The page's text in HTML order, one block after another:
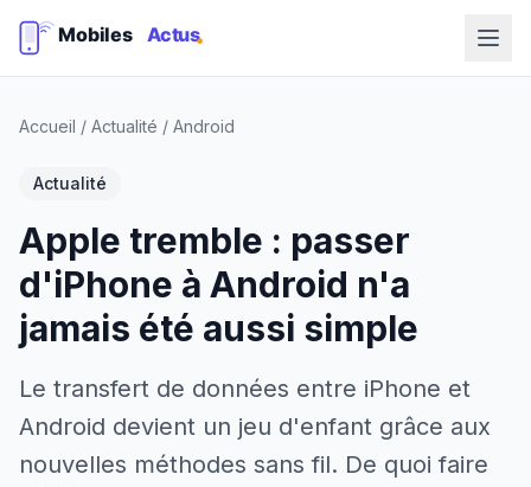
Accueil / Actualité / Android
Actualité
Apple tremble : passer
d'iPhone à Android n'a
jamais été aussi simple
Le transfert de données entre iPhone et
Android devient un jeu d'enfant grâce aux
nouvelles méthodes sans fil. De quoi faire